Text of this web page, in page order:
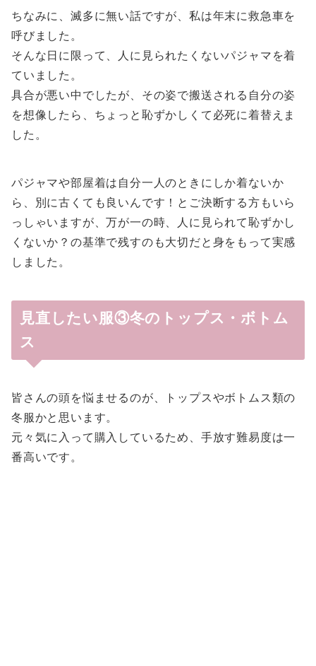
ちなみに、滅多に無い話ですが、私は年末に救急車を
呼びました。
そんな日に限って、人に見られたくないパジャマを着
ていました。
具合が悪い中でしたが、その姿で搬送される自分の姿
を想像したら、ちょっと恥ずかしくて必死に着替えま
した。
パジャマや部屋着は自分一人のときにしか着ないか
ら、別に古くても良いんです！とご決断する方もいら
っしゃいますが、万が一の時、人に見られて恥ずかし
くないか？の基準で残すのも大切だと身をもって実感
しました。
見直したい服③冬のトップス・ボトム
ス
皆さんの頭を悩ませるのが、トップスやボトムス類の
冬服かと思います。
元々気に入って購入しているため、手放す難易度は一
番高いです。